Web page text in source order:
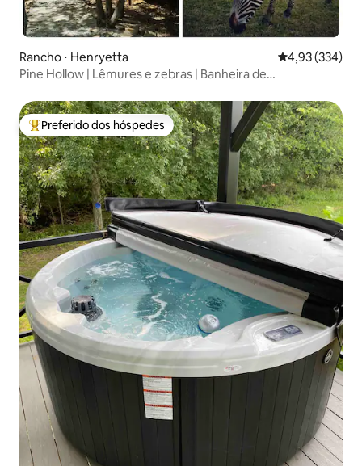
Rancho ⋅ Henryetta 4,93 de uma
4,93 (334)
Pine Hollow | Lêmures e zebras | Banheira de
Entre os melhores preferidos dos hóspedes
Preferido dos hóspedes